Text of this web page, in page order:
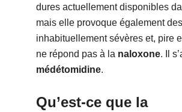
dures actuellement disponibles
mais elle provoque également
inhabituellement sévères et, pire
ne répond pas à la naloxone. Il
médétomidine.
Qu’est-ce que la